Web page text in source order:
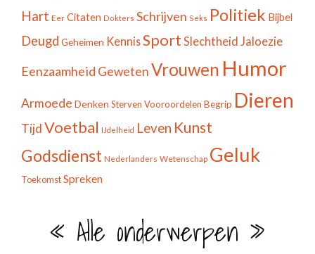
Hart Eer Citaten Dokters Schrijven Seks Politiek Bijbel
Deugd Geheimen KennisSport Slechtheid Jaloezie
Eenzaamheid GewetenVrouwen Humor
Armoede Denken Sterven Vooroordelen Begrip Dieren
TijdVoetbal IJdelheid Leven Kunst
Godsdienst Nederlanders Wetenschap Geluk
ToekomstSpreken
« Alle onderwerpen »